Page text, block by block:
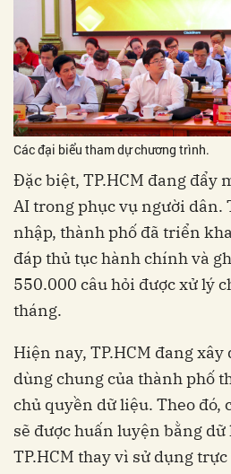
Các đại biểu tham dự chương trình.
Đặc biệt, TP.HCM đang đẩy
AI trong phục vụ người dân.
nhập, thành phố đã triển
đáp thủ tục hành chính và
550.000 câu hỏi được xử lý
tháng.
Hiện nay, TP.HCM đang
dùng chung của thành phố
chủ quyền dữ liệu. Theo đó,
sẽ được huấn luyện bằng
TP.HCM thay vì sử dụng